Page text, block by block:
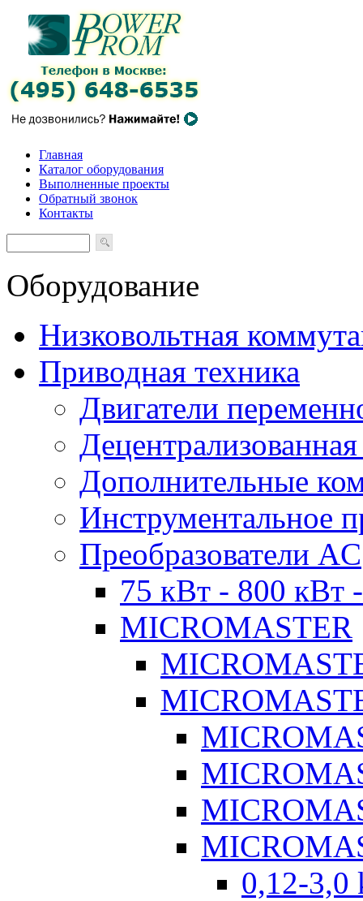
Главная
Каталог оборудования
Выполненные проекты
Обратный звонок
Контакты
Оборудование
Низковольтная
Приводная техника
Двигатели
Дополнительные
Инструментальное
Преобразователи AC
75 кВт - 800 кВт
MICROMASTER
0,12-3,0